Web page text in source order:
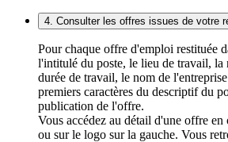
4. Consulter les offres issues de votre
Pour chaque offre d'emploi restituée
l'intitulé du poste, le lieu de travail, la
durée de travail, le nom de
premiers caractères du descriptif du
publication de l'offre.
Vous accédez au détail d'une offre
ou sur le logo sur la gauche. Vous